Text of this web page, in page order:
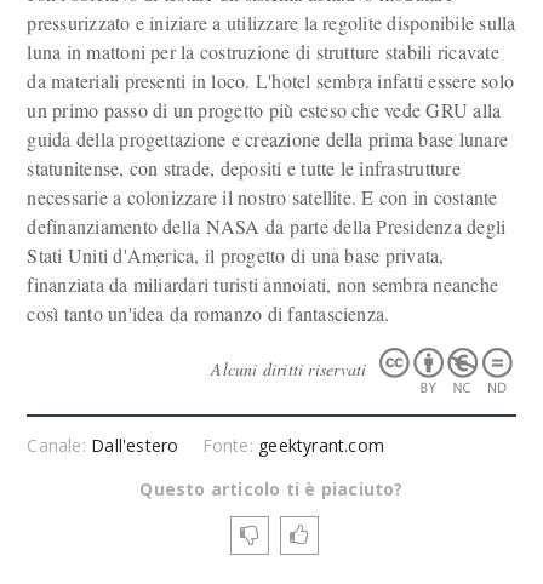
pressurizzato e iniziare a utilizzare la regolite disponibile sulla
luna in mattoni per la costruzione di strutture stabili ricavate
da materiali presenti in loco. L'hotel sembra infatti essere solo
un primo passo di un progetto più esteso che vede GRU alla
guida della progettazione e creazione della prima base lunare
statunitense, con strade, depositi e tutte le infrastrutture
necessarie a colonizzare il nostro satellite. E con in costante
definanziamento della NASA da parte della Presidenza degli
Stati Uniti d'America, il progetto di una base privata,
finanziata da miliardari turisti annoiati, non sembra neanche
così tanto un'idea da romanzo di fantascienza.
Alcuni diritti riservati
Canale: Dall'estero Fonte: geektyrant.com
Questo articolo ti è piaciuto?